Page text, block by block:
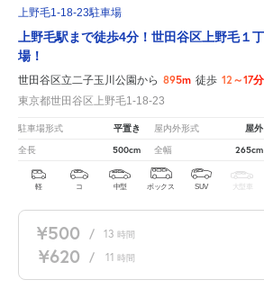
上野毛1-18-23駐車場
上野毛駅まで徒歩4分！世田谷区上野毛１
場！
世田谷区立二子玉川公園から 895m 徒歩 12～17分
東京都世田谷区上野毛1-18-23
駐車場形式 平置き 屋内外形式 屋外
全長 500cm 全幅 265cm
軽 コ 中型 ボックス SUV 大型車
¥500 / 13 時間
¥620 / 11 時間